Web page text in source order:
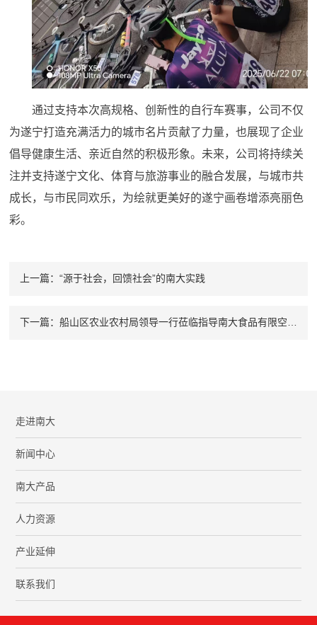
通过支持本次高规格、创新性的自行车赛事，公司不仅
为遂宁打造充满活力的城市名片贡献了力量，也展现了企业
倡导健康生活、亲近自然的积极形象。未来，
公司将持续关
注并支持遂宁文化、体育与旅游事业的融合发展，与城市共
成长，与市民同欢乐，为绘就更美好的遂宁画卷增添亮丽色
彩。
上一篇：“源于社会，回馈社会”的南大实践
走进南大
新闻中心
南大产品
人力资源
产业延伸
联系我们